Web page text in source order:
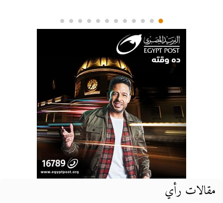
مقالات رأي